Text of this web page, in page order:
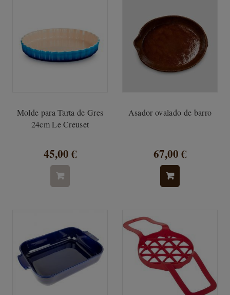
Molde para Tarta de Gres
24cm Le Creuset
45,00 €
Asador ovalado de barro
67,00 €